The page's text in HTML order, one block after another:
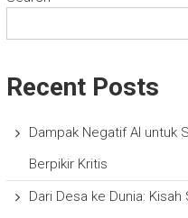
Recent Posts
Dampak Negatif AI untuk
Berpikir Kritis
Dari Desa ke Dunia: